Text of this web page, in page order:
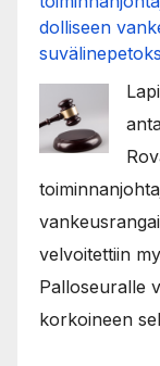
dol­li­seen
velvoitettiin
Palloseuralle
korkoineen